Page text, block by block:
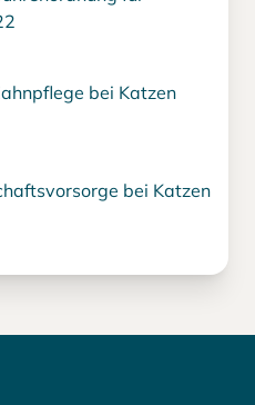
bei Katzen
bei Katzen